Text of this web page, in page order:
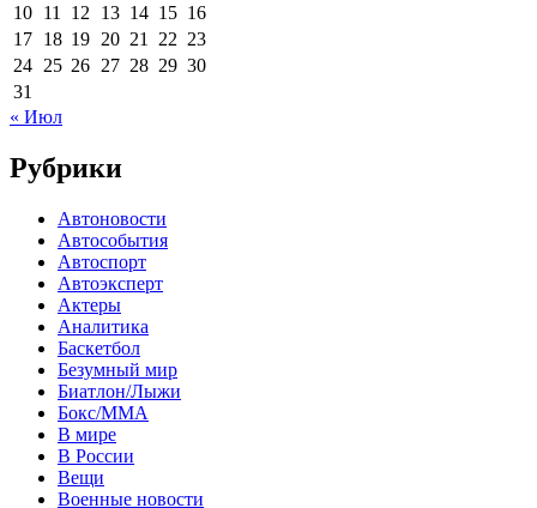
10 11 12 13 14 15 16
17 18 19 20 21 22 23
24 25 26 27 28 29 30
31
« Июл
Рубрики
Автоновости
Автособытия
Автоспорт
Автоэксперт
Актеры
Аналитика
Баскетбол
Безумный мир
Биатлон/Лыжи
Бокс/MMA
В мире
В России
Вещи
Военные новости